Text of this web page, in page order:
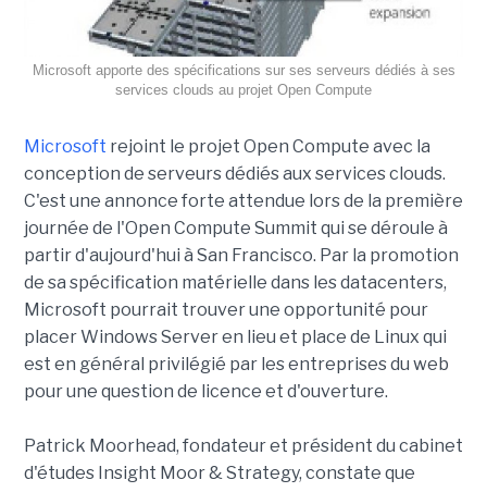
Microsoft apporte des spécifications sur ses serveurs dédiés à ses
services clouds au projet Open Compute
Microsoft rejoint le projet Open Compute avec la
conception de serveurs dédiés aux services clouds.
C'est une annonce forte attendue lors de la première
journée de l'Open Compute Summit qui se déroule à
partir d'aujourd'hui à San Francisco. Par la promotion
de sa spécification matérielle dans les datacenters,
Microsoft pourrait trouver une opportunité pour
placer Windows Server en lieu et place de Linux qui
est en général privilégié par les entreprises du web
pour une question de licence et d'ouverture.
Patrick Moorhead, fondateur et président du cabinet
d'études Insight Moor & Strategy, constate que